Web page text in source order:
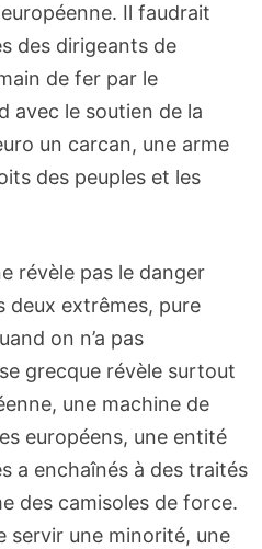
Il faudrait
des dirigeants de
de fer par le
avec le soutien de la
un carcan, une arme
des peuples et les
révèle pas le danger
deux extrêmes, pure
on n’a pas
grecque révèle surtout
une machine de
européens, une entité
a enchaînés à des traités
des camisoles de force.
servir une minorité, une